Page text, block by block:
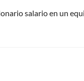
salario en un